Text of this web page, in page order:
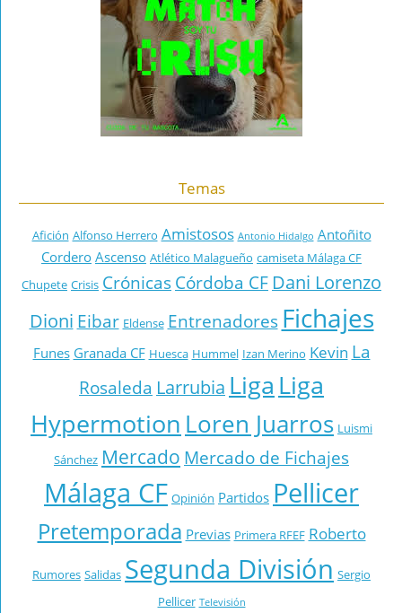
Temas
Afición Alfonso Herrero Amistosos Antonio Hidalgo Antoñito
CorderoAscenso Atlético Malagueño camiseta Málaga CF
Chupete Crisis Crónicas Córdoba CF Dani Lorenzo
Dioni Eibar Eldense Entrenadores Fichajes
Funes Granada CF Huesca Hummel Izan Merino Kevin La
Rosaleda Larrubia Liga Liga
Hypermotion Loren Juarros Luismi
Sánchez Mercado Mercado de Fichajes
Málaga CF Opinión Partidos Pellicer
Pretemporada Previas Primera RFEF Roberto
Rumores Salidas Segunda División Sergio
Pellicer Televisión